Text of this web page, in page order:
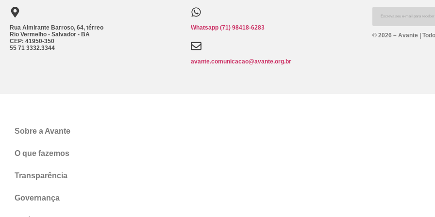
Rua Almirante Barroso, 64, térreo
Rio Vermelho - Salvador - BA
CEP: 41950-350
55 71 3332.3344
Whatsapp (71) 98418-6283
avante.comunicacao@avante.org.br
© 2026 – Avante |
Sobre a Avante
O que fazemos
Transparência
Governança